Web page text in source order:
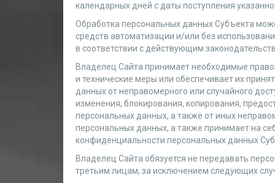
календарных дней с даты поступления
Обработка персональных данных Субъекта
средств автоматизации и/или без
в соответствии с действующим
Владелец Сайта принимает необходимые
и технические меры или обеспечивает их
данных от неправомерного или случайного
изменения, блокирования, копирования,
персональных данных, а также от иных
персональных данных, а также принимает на
конфиденциальности персональных данных
Владелец Сайта обязуется не передавать
третьим лицам, за исключением следующих